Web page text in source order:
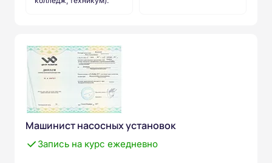
Машинист насосных установок
Запись на курс ежедневно